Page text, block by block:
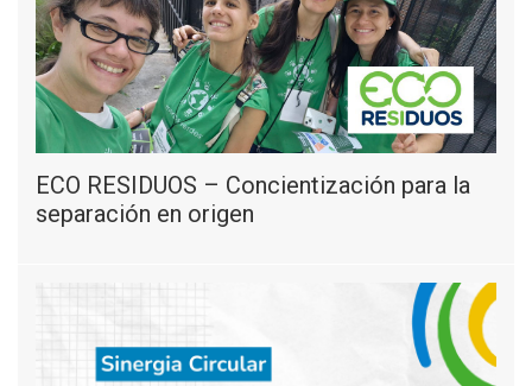
ECO RESIDUOS – Concientización para la
separación en origen